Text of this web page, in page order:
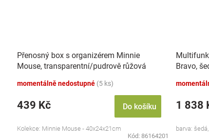
Přenosný box s organizérem Minnie
Mouse, transparentní/pudrově růžová
momentálně nedostupné (5 ks)
439 Kč Do košíku
Kolekce: Minnie Mouse - 40x24x21cm
Kód: 86164201
Bravo,
1 838
barva: